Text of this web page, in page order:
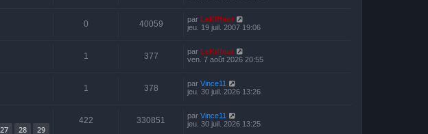
0 40059 par LeKiffeur
jeu. 19 juil. 2007 19:06
1 377 par LeKiffeur
ven. 7 août 2026 20:55
1 378 par Vince11
jeu. 30 juil. 2026 13:26
27 28 29
422 330851 par Vince11
jeu. 30 juil. 2026 13:25